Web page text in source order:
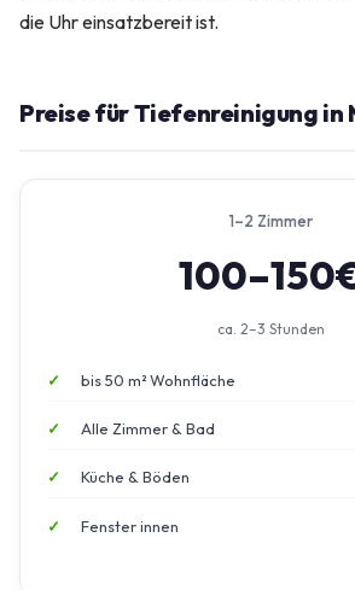
die Uhr einsatzbereit ist.
Preise für Tiefenreinigung in
1–2 Zimmer
ca. 2–3 Stunden
bis 50 m² Wohnfläche
Alle Zimmer & Bad
Küche & Böden
Fenster innen